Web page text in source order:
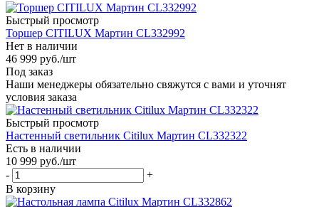
Быстрый просмотр
Торшер CITILUX Мартин CL332992
Нет в наличии
46 999 руб./шт
Под заказ
Наши менеджеры обязательно свяжутся с вами и уточнят
условия заказа
Быстрый просмотр
Настенный светильник Citilux Мартин CL332322
Есть в наличии
10 999 руб./шт
-
+
В корзину